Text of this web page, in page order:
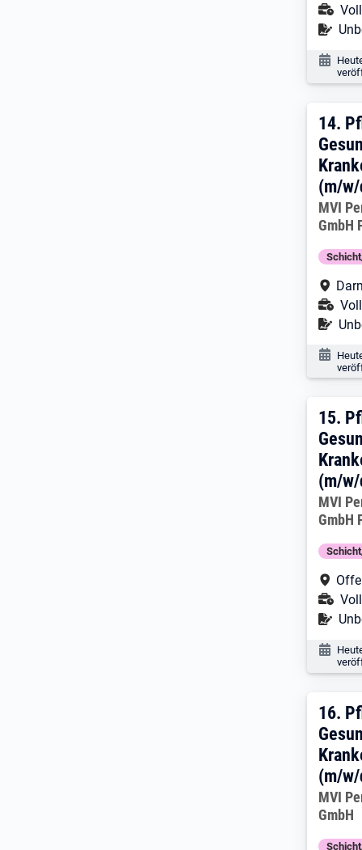
14.
14.
(m/
MVI
GmbH
15.
15.
(m/
MVI
GmbH
16.
16.
(m/
MVI
GmbH